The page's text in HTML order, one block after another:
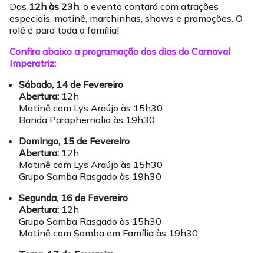
Das 12h às 23h, o evento contará com atrações
especiais, matinê, marchinhas, shows e promoções. O
rolê é para toda a família!
Confira abaixo a programação dos dias do Carnaval
Imperatriz:
Sábado, 14 de Fevereiro
Abertura: 12h
Matinê com Lys Araújo às 15h30
Banda Paraphernalia às 19h30
Domingo, 15 de Fevereiro
Abertura: 12h
Matinê com Lys Araújo às 15h30
Grupo Samba Rasgado às 19h30
Segunda, 16 de Fevereiro
Abertura: 12h
Grupo Samba Rasgado às 15h30
Matinê com Samba em Família às 19h30